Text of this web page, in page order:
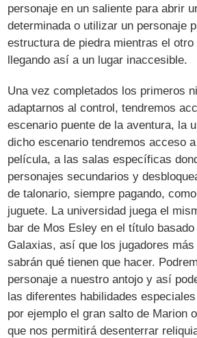
personaje en un saliente para abrir
determinada o utilizar un personaje
estructura de piedra mientras el
llegando así a un lugar inaccesible.
Una vez completados los primeros
adaptarnos al control, tendremos
escenario puente de la aventura, la
dicho escenario tendremos acceso
película, a las salas específicas
personajes secundarios y
de talonario, siempre pagando,
juguete. La universidad juega el
bar de Mos Esley en el título
Galaxias, así que los jugadores
sabrán qué tienen que hacer.
personaje a nuestro antojo y así
las diferentes habilidades
por ejemplo el gran salto de Marion
que nos permitirá desenterrar